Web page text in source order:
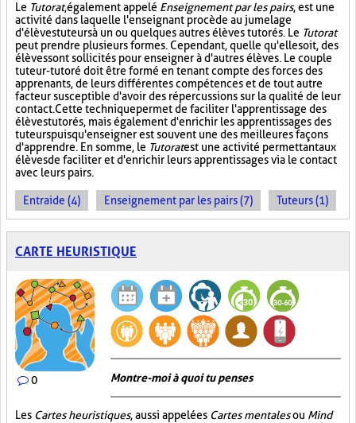
Le Tutorat, également appelé Enseignement par les pairs, est une
activité dans laquelle l'enseignant procède au jumelage
d'élèves tuteurs à un ou quelques autres élèves tutorés. Le Tutorat
peut prendre plusieurs formes. Cependant, quelle qu'elle soit, des
élèves sont sollicités pour enseigner à d'autres élèves. Le couple
tuteur-tutoré doit être formé en tenant compte des forces des
apprenants, de leurs différentes compétences et de tout autre
facteur susceptible d'avoir des répercussions sur la qualité de leur
contact. Cette technique permet de faciliter l'apprentissage des
élèves tutorés, mais également d'enrichir les apprentissages des
tuteurs puisqu'enseigner est souvent une des meilleures façons
d'apprendre. En somme, le Tutoratest une activité permettant aux
élèves de faciliter et d'enrichir leurs apprentissages via le contact
avec leurs pairs.
Entraide (4) Enseignement par les pairs (7) Tuteurs (1)
CARTE HEURISTIQUE
0 Montre-moi à quoi tu penses
Les Cartes heuristiques, aussi appelées Cartes mentalesou Mind